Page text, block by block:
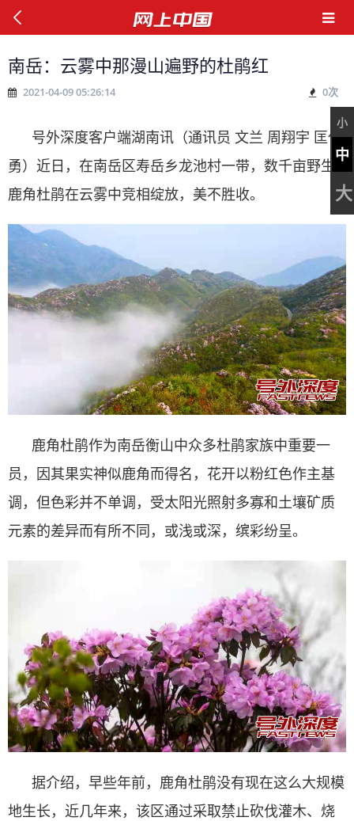
南岳：云雾中那漫山遍野的杜鹃红
2021-04-09 05:26:14 0次
小
中
大
号外深度客户端湖南讯（通讯员 文兰 周翔宇 匡代
勇）近日，在南岳区寿岳乡龙池村一带，数千亩野生
鹿角杜鹃在云雾中竞相绽放，美不胜收。
鹿角杜鹃作为南岳衡山中众多杜鹃家族中重要一
员，因其果实神似鹿角而得名，花开以粉红色作主基
调，但色彩并不单调，受太阳光照射多寡和土壤矿质
元素的差异而有所不同，或浅或深，缤彩纷呈。
据介绍，早些年前，鹿角杜鹃没有现在这么大规模
地生长，近几年来，该区通过采取禁止砍伐灌木、烧